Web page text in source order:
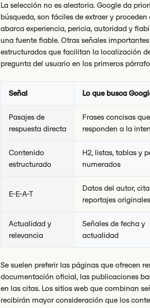
La selección no es aleatoria. Google da
búsqueda, son fáciles de extraer y proceden
abarca experiencia, pericia, autoridad y
una fuente fiable. Otras señales
estructurados que facilitan la localización
pregunta del usuario en los primeros
Señal Lo que busca
Pasajes de
respuesta directa
Frases concisas que
responden a la
Contenido
estructurado
H2, listas, tablas y
numerados
E-E-A-T
Datos del autor,
reportajes originales
Actualidad y
relevancia
Señales de fecha y
actualidad
Se suelen preferir las páginas que ofrecen
documentación oficial, las publicaciones
en las citas. Los sitios web que combinan
recibirán mayor consideración que los